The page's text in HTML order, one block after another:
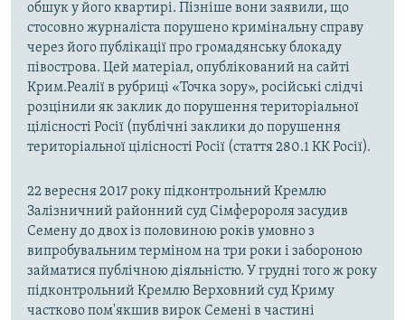
обшук у його квартирі. Пізніше вони заявили, що
стосовно журналіста порушено кримінальну справу
через його публікації про громадянську блокаду
півострова. Цей матеріал, опублікований на сайті
Крим.Реалії в рубриці «Точка зору», російські слідчі
розцінили як заклик до порушення територіальної
цілісності Росії (публічні заклики до порушення
територіальної цілісності Росії (стаття 280.1 КК Росії).
22 вересня 2017 року підконтрольний Кремлю
Залізничний районний суд Сімферороля засудив
Семену до двох із половиною років умовно з
випробувальним терміном на три роки і забороною
займатися публічною діяльністю. У грудні того ж року
підконтрольний Кремлю Верховний суд Криму
частково пом'якшив вирок Семені в частині